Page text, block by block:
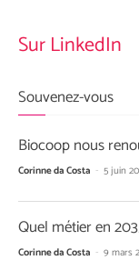
Sur LinkedIn
Souvenez-vous
Biocoop nous
Corinne da Costa - 5 juin
Quel métier en
Corinne da Costa - 9 mars